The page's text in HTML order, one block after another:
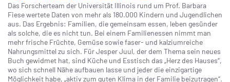
Das Forscherteam der Universität Illinois rund um Prof. Barbara
Fiese wertete Daten von mehr als 180.000 Kindern und Jugendlichen
aus. Das Ergebnis: Familien, die gemeinsam essen, leben gesünder
als solche, die es nicht tun. Bei einem Familienessen nimmt man
mehr frische Früchte, Gemüse sowie faser- und kalziumreiche
Nahrungsmittel zu sich. Für Jesper Juul, der dem Thema sein neues
Buch gewidmet hat, sind Küche und Esstisch das „Herz des Hauses“,
wo sich schnell Nähe aufbauen lasse und jeder die einzigartige
Möglichkeit habe, „aktiv zum guten Klima in der Familie beizutragen“.